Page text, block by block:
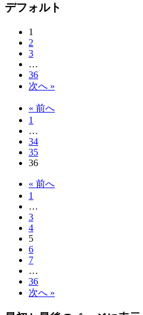
デフォルト
1
2
3
…
36
次へ »
« 前へ
1
…
34
35
36
« 前へ
1
…
3
4
5
6
7
…
36
次へ »